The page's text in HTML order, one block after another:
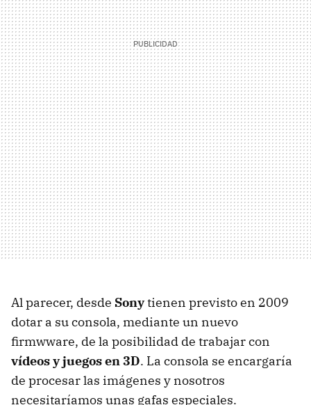
Al parecer, desde Sonytienen previsto en 2009
dotar a su consola, mediante un nuevo
firmwware, de la posibilidad de trabajar con
vídeos y juegos en 3D. La consola se encargaría
de procesar las imágenes y nosotros
necesitaríamos unas gafas especiales.